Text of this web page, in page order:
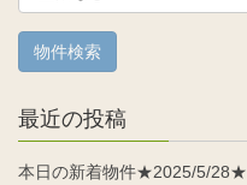
最近の投稿
本日の新着物件★2025/5/28★